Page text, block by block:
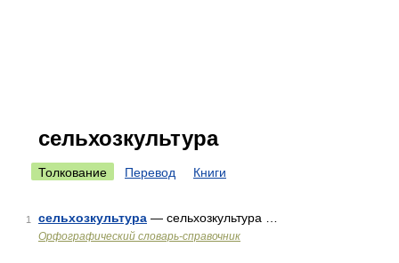
сельхозкультура
Толкование Перевод Книги
1 сельхозкультура — сельхозкультура …
Орфографический словарь-справочник